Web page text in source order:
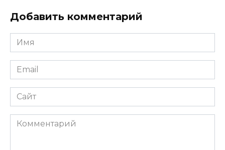
Добавить комментарий
Имя
*
Email
*
Сайт
Комментарий